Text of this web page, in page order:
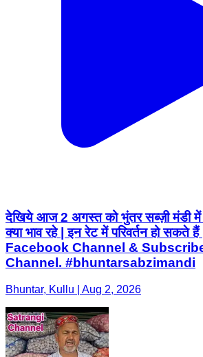
देखिये आज 2 अगस्त को भुंतर सब्ज़ी मंडी
क्या भाव रहे | इन रेट में परिवर्तन हो
Facebook Channel &
Channel. #bhuntarsabzimandi
Bhuntar, Kullu | Aug 2, 2026